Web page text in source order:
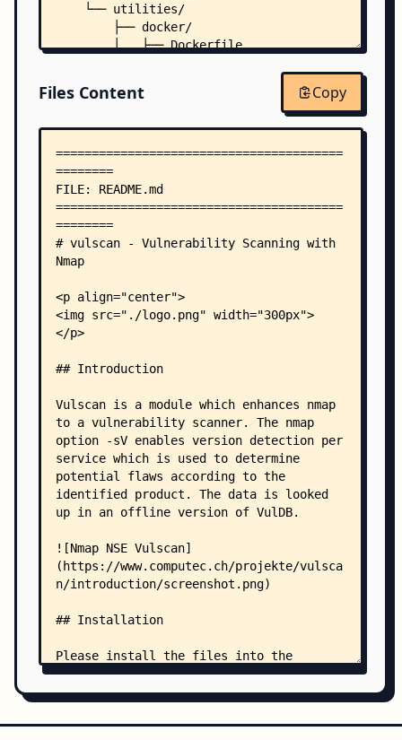
    └── utilities/
        ├── docker/
        │   ├── Dockerfile
            └── updateFiles.sh
Files Content Copy